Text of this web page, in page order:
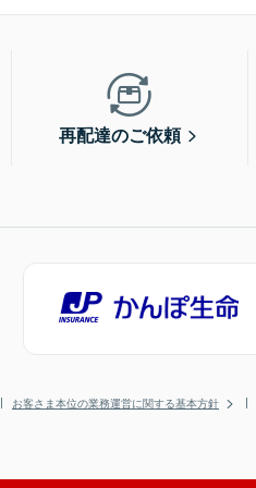
再配達のご依頼
お客さま本位の業務運営に関する基本方針